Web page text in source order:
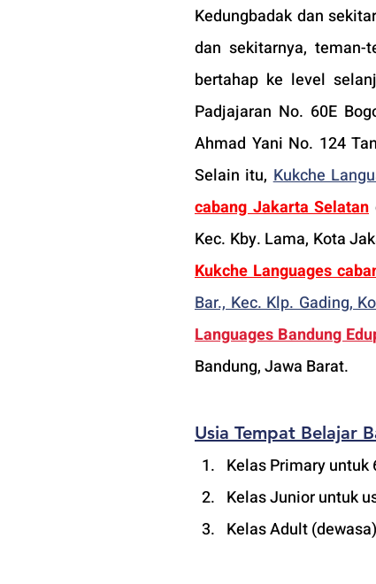
Kedungbadak dan
dan sekitarnya,
bertahap ke level
Padjajaran No. 60E
Ahmad Yani No. 124
Selain itu, Kukche
cabang Jakarta Selatan
Kukche Languages
Bar., Kec. Klp. Gading,
Languages Bandung
Bandung, Jawa Barat.
Usia Tempat Belajar
Kelas Primary untuk
Kelas Junior untuk
Kelas Adult (dewasa